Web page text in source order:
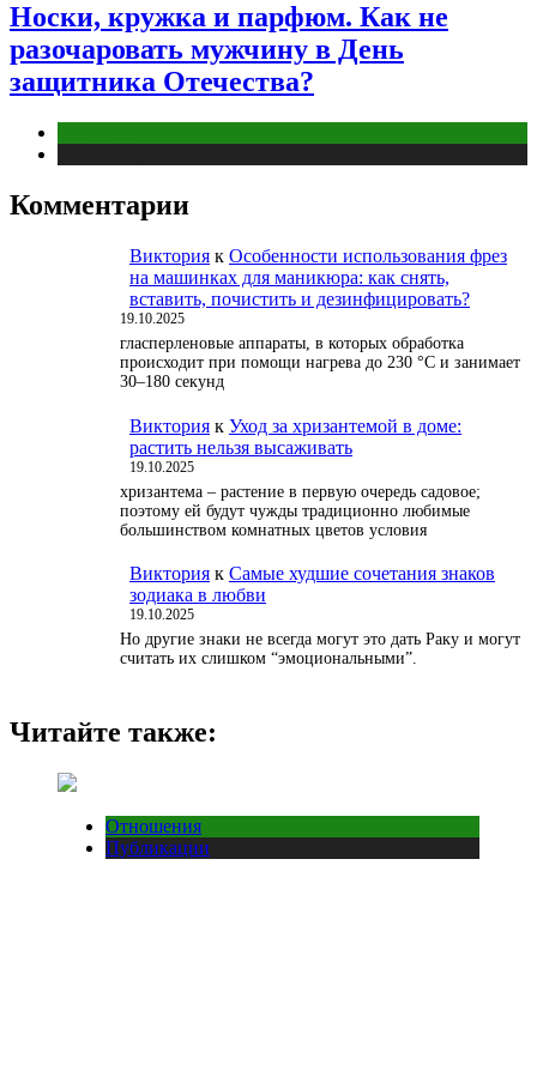
Носки, кружка и парфюм. Как не
разочаровать мужчину в День
защитника Отечества?
Комментарии
Виктория к Особенности использования фрез
на машинках для маникюра: как снять,
вставить, почистить и дезинфицировать?
19.10.2025
гласперленовые аппараты, в которых обработка
происходит при помощи нагрева до 230 °С и занимает
30–180 секунд
Виктория к Уход за хризантемой в доме:
растить нельзя высаживать
19.10.2025
хризантема – растение в первую очередь садовое;
поэтому ей будут чужды традиционно любимые
большинством комнатных цветов условия
Виктория к Самые худшие сочетания знаков
зодиака в любви
19.10.2025
Но другие знаки не всегда могут это дать Раку и могут
считать их слишком “эмоциональными”.
Читайте также:
Отношения
Публикации